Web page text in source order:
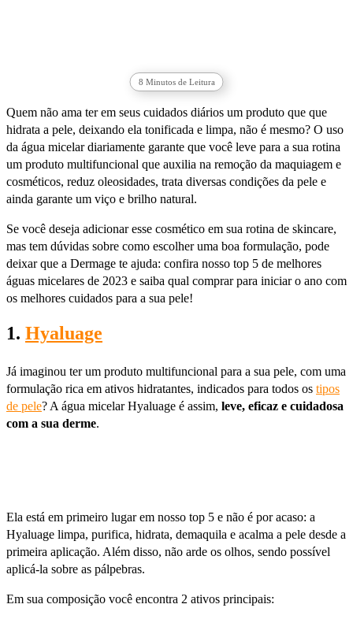
8 Minutos de Leitura
Quem não ama ter em seus cuidados diários um produto que que
hidrata a pele, deixando ela tonificada e limpa, não é mesmo? O uso
da água micelar diariamente garante que você leve para a sua rotina
um produto multifuncional que auxilia na remoção da maquiagem e
cosméticos, reduz oleosidades, trata diversas condições da pele e
ainda garante um viço e brilho natural.
Se você deseja adicionar esse cosmético em sua rotina de skincare,
mas tem dúvidas sobre como escolher uma boa formulação, pode
deixar que a Dermage te ajuda: confira nosso top 5 de melhores
águas micelares de 2023 e saiba qual comprar para iniciar o ano com
os melhores cuidados para a sua pele!
1. Hyaluage
Já imaginou ter um produto multifuncional para a sua pele, com uma
formulação rica em ativos hidratantes, indicados para todos os tipos
de pele? A água micelar Hyaluage é assim, leve, eficaz e cuidadosa
com a sua derme.
Ela está em primeiro lugar em nosso top 5 e não é por acaso: a
Hyaluage limpa, purifica, hidrata, demaquila e acalma a pele desde a
primeira aplicação. Além disso, não arde os olhos, sendo possível
aplicá-la sobre as pálpebras.
Em sua composição você encontra 2 ativos principais: